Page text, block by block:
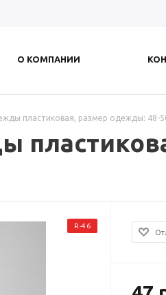
О КОМПАНИИ
пластиковая, размер одежды: 48-
R-46